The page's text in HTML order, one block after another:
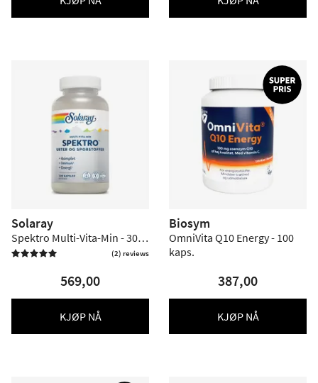
Solaray
Spektro Multi-Vita-Min - 300
kapsler
 (2) reviews
569,00
KJØP NÅ
Biosym
OmniVita Q10 Energy - 100
kaps.
387,00
KJØP NÅ